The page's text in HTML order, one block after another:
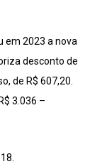
em 2023 a nova
desconto de
de R$ 607,20.
3.036 –